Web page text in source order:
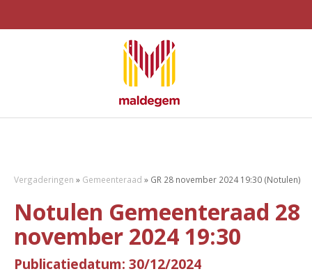
Vergaderingen » Gemeenteraad » GR 28 november 2024 19:30 (Notulen)
Notulen Gemeenteraad 28
november 2024 19:30
Publicatiedatum: 30/12/2024